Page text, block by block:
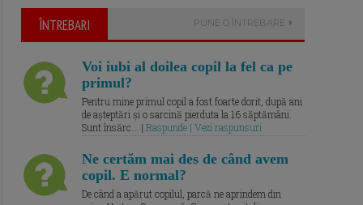
ÎNTREBARI PUNE O ÎNTREBARE
Voi iubi al doilea copil la fel ca pe
primul?
Pentru mine primul copil a fost foarte dorit, după ani
de așteptări și o sarcină pierduta la 16 săptămâni.
Sunt însărc... | Raspunde | Vezi raspunsuri
Ne certăm mai des de când avem
copil. E normal?
De când a apărut copilul, parcă ne aprindem din